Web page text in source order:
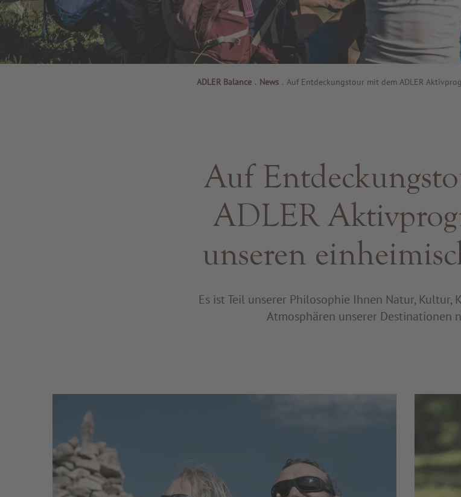
ADLER Balance . News . Auf Entdeckungstour mit dem ADLER
Auf
ADLER
unseren
Es ist Teil unserer Philosophie Ihnen Natur,
Atmosphären unserer Destinationen